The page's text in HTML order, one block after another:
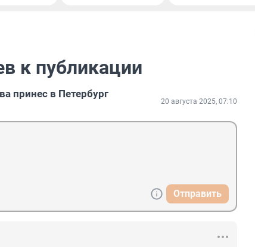
к публикации
принес в Петербург
20 августа 2025, 07:10
Отправить